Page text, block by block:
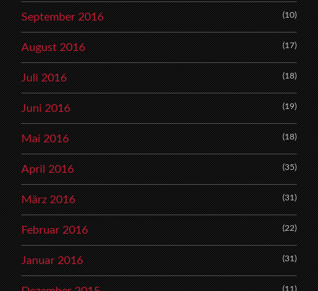
September 2016 (10)
August 2016 (17)
Juli 2016 (18)
Juni 2016 (19)
Mai 2016 (18)
April 2016 (35)
März 2016 (31)
Februar 2016 (22)
Januar 2016 (31)
(11)